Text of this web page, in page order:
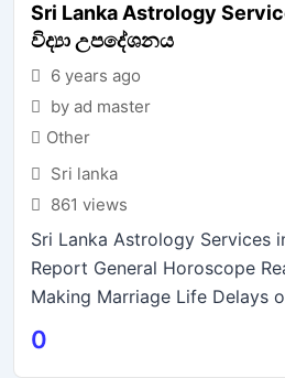
Sri Lanka Astrology
විද්‍යා උපදේශනය
6 years ago
by ad master
Other
Sri lanka
861 views
Sri Lanka Astrology Services
Report General Horoscope
Making Marriage Life Delays
0